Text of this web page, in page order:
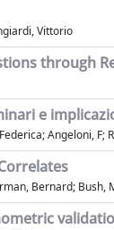
Vittorio
through
e
Angeloni, F;
Bernard; Bush,